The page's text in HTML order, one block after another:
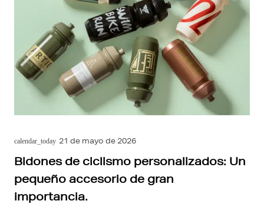
calendar_today 21 de mayo de 2026
Bidones de ciclismo personalizados: Un
pequeño accesorio de gran
importancia.